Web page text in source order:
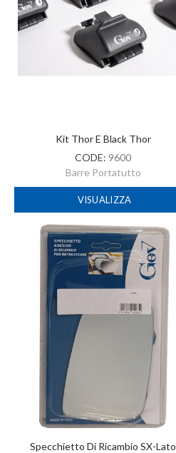
Kit Thor E Black Thor
CODE: 9600
Barre Portatutto
VISUALIZZA
Specchietto Di Ricambio SX-Lato